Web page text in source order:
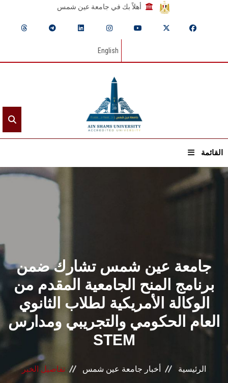
أهلاً بك في جامعة عين شمس
English
القائمة
الشئون الأكاديمية
البحث العلمي
الرعاية الصحية
المراكز والوحدات
الأنظمة الذكية
جامعة عين شمس تشارك ضمن
برنامج المنح الجامعية المقدم من
الوكالة الأمريكية لطلاب الثانوي
العام الحكومي والتجريبي ومدارس
STEM
الرئيسية أخبار جامعة عين شمس تفاصيل الخبر